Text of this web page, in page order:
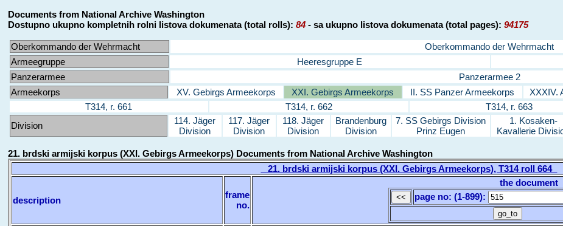
Documents from National Archive Washington
Dostupno ukupno kompletnih rolni listova dokumenata (total rolls):84 - sa ukupno listova dokumenata (total pages):94175
Oberkommando der Wehrmacht
Oberkommando der Wehrmacht
Armeegruppe
Heeresgruppe E
Panzerarmee
Panzerarmee 2
Armeekorps
XV. Gebirgs Armeekorps XXI. Gebirgs Armeekorps II. SS Panzer Armeekorps XXXIV.
T314, r. 661
T314, r. 662 T314, r. 663
Division
114. Jäger
Division
117. Jäger
Division
118. Jäger
Division
Brandenburg
Division
7. SS Gebirgs Division
Prinz Eugen
1. Kosaken-
Kavallerie
21. brdski armijski korpus (XXI. Gebirgs Armeekorps) Documents from National Archive Washington
21. brdski armijski korpus (XXI. Gebirgs Armeekorps), T314 roll 664
description
frame
no.
the document
page no: (1-899):